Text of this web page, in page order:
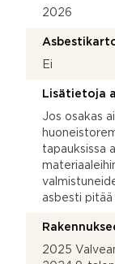
2026
Ei
Lisätietoja
Jos osakas
tapauksissa
asbesti
2025